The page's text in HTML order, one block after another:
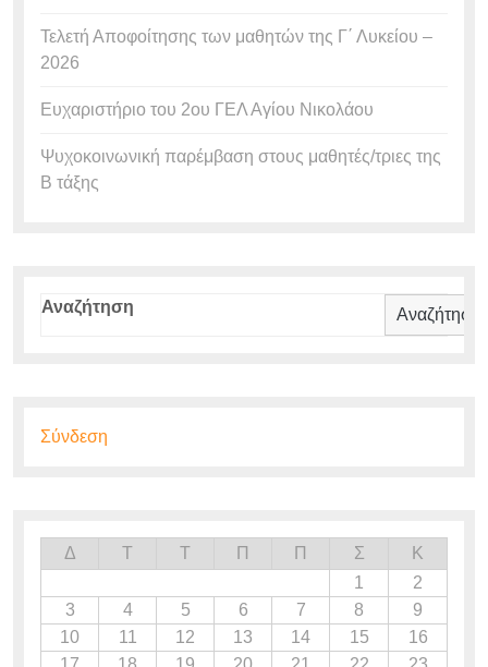
Τελετή Αποφοίτησης των μαθητών της Γ΄ Λυκείου –
2026
Ευχαριστήριο του 2ου ΓΕΛ Αγίου Νικολάου
Ψυχοκοινωνική παρέμβαση στους μαθητές/τριες της
Β τάξης
Αναζήτηση Αναζήτηση
Σύνδεση
Δ Τ Τ Π Π Σ
Κ
1
2
3
4 5 6 7 8
9
10
11 12 13 14 15
16